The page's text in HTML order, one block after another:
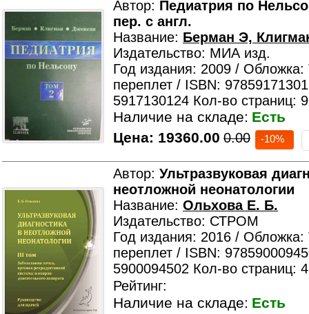
Автор: Педиатрия по
пер. с англ.
Название: Берман Э,
Издательство: МИА изд.
Год издания: 2009 /
переплет / ISBN:
5917130124 Кол-во страниц:
Наличие на складе: Есть
Цена: 19360.00 0.00 -10%
Автор: Ультразвуковая
неотложной неонатологии
Название: Ольхова Е. Б.
Издательство: СТРОМ
Год издания: 2016 /
переплет / ISBN:
5900094502 Кол-во страниц:
Рейтинг:
Наличие на складе: Есть